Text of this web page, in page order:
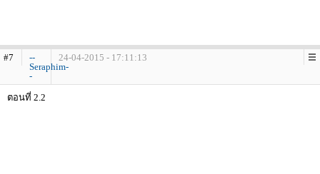
#7
--
Seraphim-
-
24-04-2015 - 17:11:13
ตอนที่ 2.2